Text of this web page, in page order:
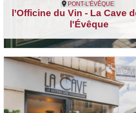
Pont-l'Évêque
PONT-L'ÉVÊQUE
l’Officine du Vin - La Cave
l'Évêque
Cave à vins